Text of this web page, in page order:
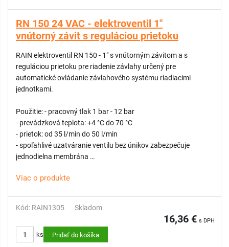
RN 150 24 VAC - elektroventil 1"
vnútorný závit s reguláciou prietoku
RAIN elektroventil RN 150 - 1" s vnútorným závitom a s
reguláciou prietoku pre riadenie závlahy určený pre
automatické ovládanie závlahového systému riadiacimi
jednotkami.
Použitie: - pracovný tlak 1 bar - 12 bar
- prevádzková teplota: +4 °C do 70 °C
- prietok: od 35 l/min do 50 l/min
- spoľahlivé uzatváranie ventilu bez únikov zabezpečuje
jednodielna membrána
- membránový diferenciál z nehrdzavejúcej ocele
- odvzdušňovacia rukoväť na manuálne otváranie v rámci
Viac o produkte
Kód: RAIN1305 Skladom
16,36 € s DPH
ks Pridať do košíka